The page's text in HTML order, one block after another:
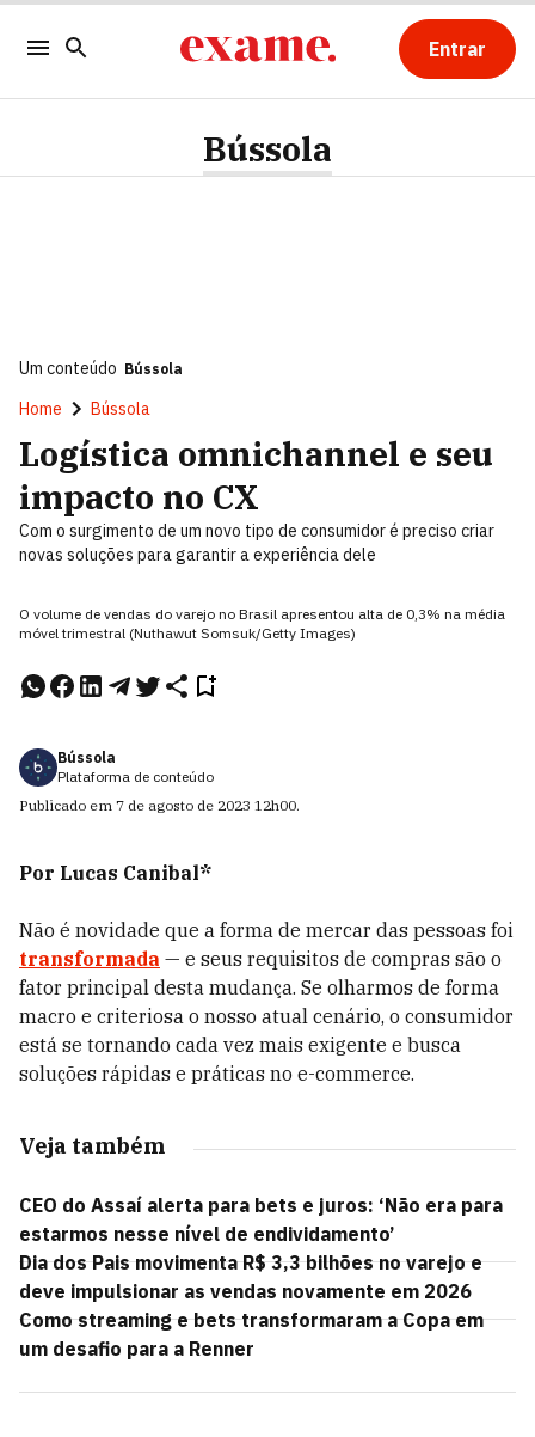
Entrar
Bússola
Um conteúdo Bússola
Home Bússola
Logística omnichannel e seu
impacto no CX
Com o surgimento de um novo tipo de consumidor é preciso criar
novas soluções para garantir a experiência dele
O volume de vendas do varejo no Brasil apresentou alta de 0,3% na média
móvel trimestral (Nuthawut Somsuk/Getty Images)
Bússola
Plataforma de conteúdo
Publicado em 7 de agosto de 2023 12h00.
Por Lucas Canibal*
Não é novidade que a forma de mercar das pessoas foi
transformada — e seus requisitos de compras são o
fator principal desta mudança. Se olharmos de forma
macro e criteriosa o nosso atual cenário, o consumidor
está se tornando cada vez mais exigente e busca
soluções rápidas e práticas no e-commerce.
Veja também
CEO do Assaí alerta para bets e juros: ‘Não era para
estarmos nesse nível de endividamento’
Dia dos Pais movimenta R$ 3,3 bilhões no varejo e
deve impulsionar as vendas novamente em 2026
Como streaming e bets transformaram a Copa em
um desafio para a Renner